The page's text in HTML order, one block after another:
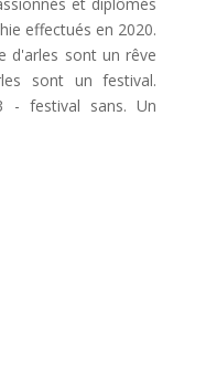
effectués en 2020.
d'arles sont un rêve
sont un festival.
- festival sans. Un